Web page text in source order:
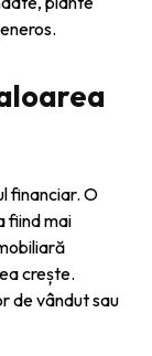
financiar. O
fiind mai
crește.
de vândut sau